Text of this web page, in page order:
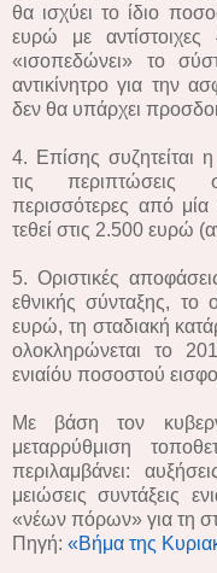
θα ισχύει το ίδιο
ευρώ με
«ισοπεδώνει» το
αντικίνητρο για την
δεν θα υπάρχει
4. Επίσης συζητείται
τις περιπτώσεις
περισσότερες από μία
τεθεί στις 2.500 ευρώ
5. Οριστικές
εθνικής σύνταξης, το
ευρώ, τη σταδιακή
ολοκληρώνεται το
ενιαίόυ ποσοστού
Με βάση τον
μεταρρύθμιση
περιλαμβάνει:
μειώσεις συντάξεις
«νέων πόρων» για τη
Πηγή: «Βήμα της